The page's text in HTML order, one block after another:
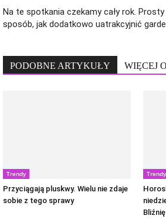
Na te spotkania czekamy cały rok. Prosty
sposób, jak dodatkowo uatrakcyjnić
PODOBNE ARTYKUŁY WIĘCEJ
Trendy
Przyciągają pluskwy. Wielu nie zdaje
sobie z tego sprawy
Trendy